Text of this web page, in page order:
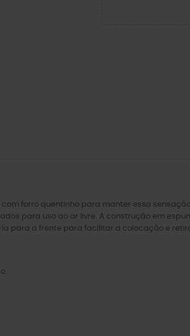
forro quentinho para manter essa
para uso ao ar livre. A construção em
para a frente para facilitar a colocação e